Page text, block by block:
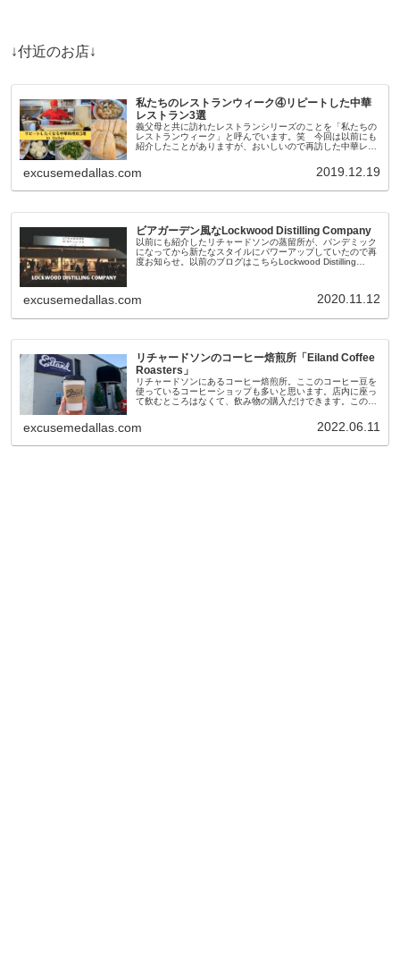
↓付近のお店↓
私たちのレストランウィーク④リピートした中華
レストラン3選
義父母と共に訪れたレストランシリーズのことを「私たちの
レストランウィーク」と呼んでいます。笑 今回は以前にも
紹介したことがありますが、おいしいので再訪した中華レス
excusemedallas.com 2019.12.19
ビアガーデン風なLockwood Distilling Company
以前にも紹介したリチャードソンの蒸留所が、パンデミック
になってから新たなスタイルにパワーアップしていたので再
度お知らせ。以前のブログはこちらLockwood Distilling
excusemedallas.com 2020.11.12
リチャードソンのコーヒー焙煎所「Eiland Coffee
Roasters」
リチャードソンにあるコーヒー焙煎所。ここのコーヒー豆を
使っているコーヒーショップも多いと思います。店内に座っ
て飲むところはなくて、飲み物の購入だけできます。この奥
excusemedallas.com 2022.06.11